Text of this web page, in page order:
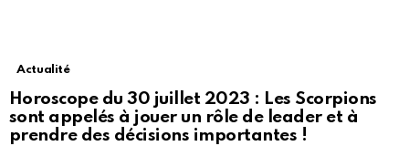
Actualité
Horoscope du 30 juillet 2023 : Les Scorpions
sont appelés à jouer un rôle de leader et à
prendre des décisions importantes !